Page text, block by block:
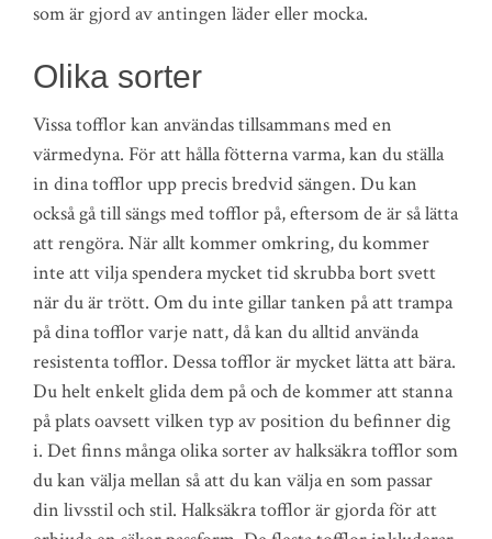
som är gjord av antingen läder eller mocka.
Olika sorter
Vissa tofflor kan användas tillsammans med en
värmedyna. För att hålla fötterna varma, kan du ställa
in dina tofflor upp precis bredvid sängen. Du kan
också gå till sängs med tofflor på, eftersom de är så lätta
att rengöra. När allt kommer omkring, du kommer
inte att vilja spendera mycket tid skrubba bort svett
när du är trött. Om du inte gillar tanken på att trampa
på dina tofflor varje natt, då kan du alltid använda
resistenta tofflor. Dessa tofflor är mycket lätta att bära.
Du helt enkelt glida dem på och de kommer att stanna
på plats oavsett vilken typ av position du befinner dig
i. Det finns många olika sorter av halksäkra tofflor som
du kan välja mellan så att du kan välja en som passar
din livsstil och stil. Halksäkra tofflor är gjorda för att